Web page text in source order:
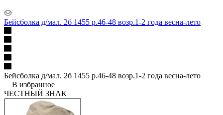
Бейсболка д/мал. 2б 1455 р.46-48 возр.1-2 года весна-лето
Бейсболка д/мал. 2б 1455 р.46-48 возр.1-2 года весна-лето
В избранное
ЧЕСТНЫЙ ЗНАК